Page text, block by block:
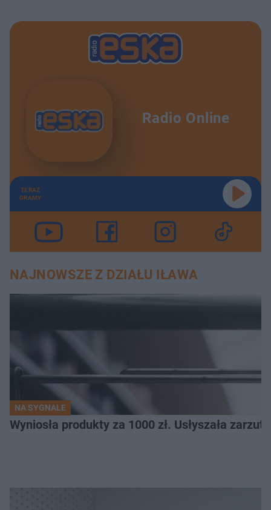
Radio Online
TERAZ
GRAMY
NAJNOWSZE Z DZIAŁU IŁAWA
NA SYGNALE
Wyniosła produkty za 1000 zł. Usłyszała zarzuty